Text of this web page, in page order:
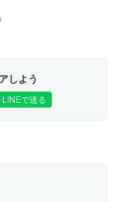
しよう
LINEで送る